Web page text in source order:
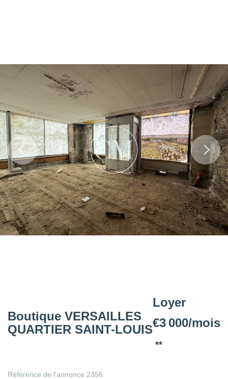
Boutique VERSAILLES
QUARTIER SAINT-LOUIS
Loyer
€3 000/mois
**
Référence de l'annonce 2356